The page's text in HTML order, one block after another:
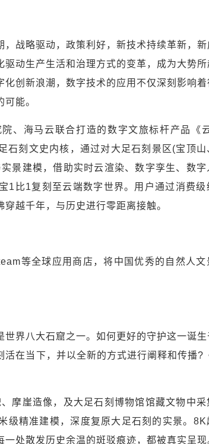
战略驱动，政策利好，新技术持续革新，新
动生产生活和治理方式的变革，成为大势
创新浪潮，数字技术的应用不仅深刻影响
能。
、海马云联合打造的数字文旅标杆产品《
石刻文史内核，通过对大足石刻景区(宝顶山
景建模，借助实时云渲染、数字孪生、数字
1比1复刻至云端数字世界。用户通过消费级
越千年，与历史进行零距离接触。
等全球应用商店，将中国优秀的自然人文
界八大石窟之一。如何更好的守护这一诞生
在当下，并以全新的方式进行阐释和传播?
摩崖造像，及大足石刻博物馆馆藏文物中采
级精准建模，深度复原大足石刻的实景。8K
处散发历史余温的斑驳痕迹，都被真实呈现